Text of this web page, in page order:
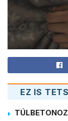
EZ IS